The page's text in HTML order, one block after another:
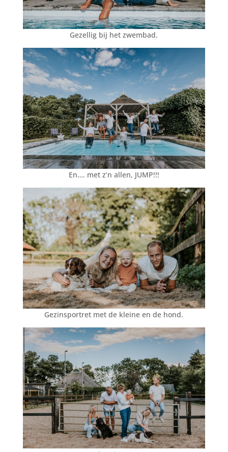
Gezellig bij het zwembad.
En…. met z’n allen, JUMP!!!
Gezinsportret met de kleine en de hond.